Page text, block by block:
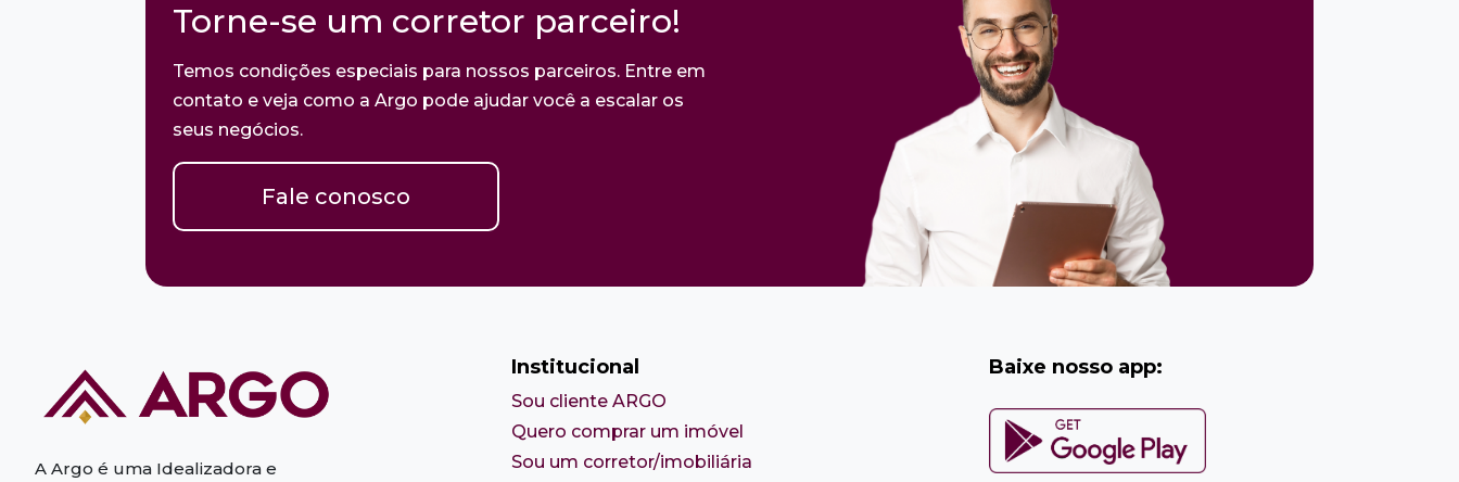
Torne-se um corretor parceiro!
Temos condições especiais para nossos parceiros. Entre em
contato e veja como a Argo pode ajudar você a escalar os
seus negócios.
Fale conosco
A Argo é uma Idealizadora e
Institucional
Sou cliente ARGO
Quero comprar um imóvel
Sou um corretor/imobiliária
Baixe nosso app: